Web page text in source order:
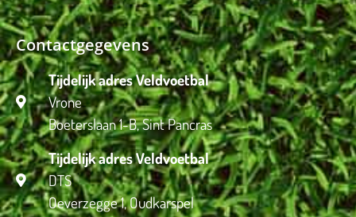
Contactgegevens
Tijdelijk adres Veldvoetbal
Vrone
Boeterslaan 1-B, Sint Pancras
Tijdelijk adres Veldvoetbal
DTS
Oeverzegge 1, Oudkarspel